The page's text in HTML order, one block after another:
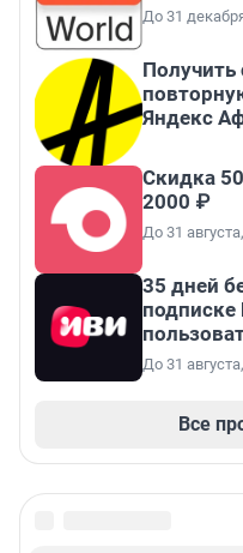
До 31
Получить
Яндекс
Скидка
2000 ₽
До 31
35 дней
До 31
Все